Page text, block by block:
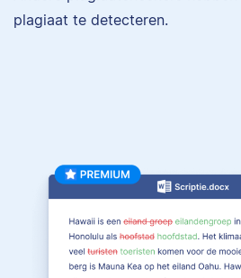
plagiaat te detecteren.